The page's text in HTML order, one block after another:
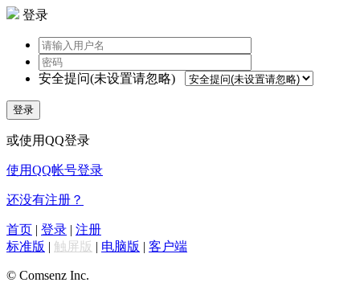
登录
安全提问(未设置请忽略)
登录
或使用QQ登录
使用QQ帐号登录
还没有注册？
首页 | 登录 | 注册
标准版 | 触屏版 | 电脑版 | 客户端
© Comsenz Inc.